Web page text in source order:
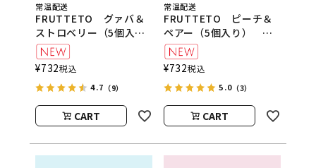
常温配送
FRUTTETO グァバ＆
ストロベリー（5個入
り） FRUTTETO（フ
ルッテート）
¥732税込
4.7 （9）
CART
常温配送
FRUTTETO ピーチ＆
ペアー（5個入り）
FRUTTETO（フルッテ
ート）
¥732税込
5.0（3）
CART